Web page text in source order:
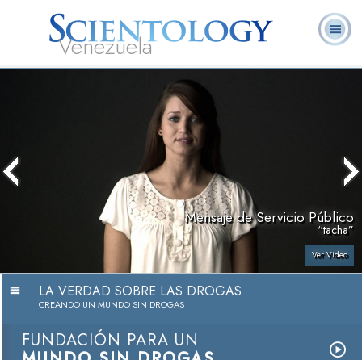
Venezuela
Voluntarios
Mensaje de Servicio Público
“tacha”
Ver Video
LA VERDAD SOBRE LAS DROGAS
CREANDO UN MUNDO SIN DROGAS
FUNDACIÓN PARA UN